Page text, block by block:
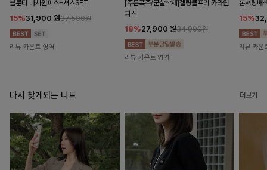
블룬티 나시원피스+셔츠SET
15%31,900 원37,500원
리뷰 카운트 영역
[주문폭주/군살삭제]젤링클프리 카라원
피스
18%27,900 원34,000원
리뷰 카운트 영역
롬셔링배
15%
리뷰 카운
다시 찾게되는 니트 더보기